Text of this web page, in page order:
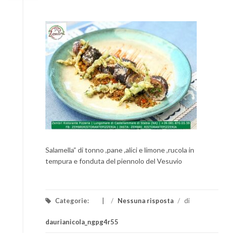
Salamella” di tonno ,pane ,alici e limone ,rucola in
tempura e fonduta del piennolo del Vesuvio
Categorie: / Nessuna risposta / di
daurianicola_ngpg4r55